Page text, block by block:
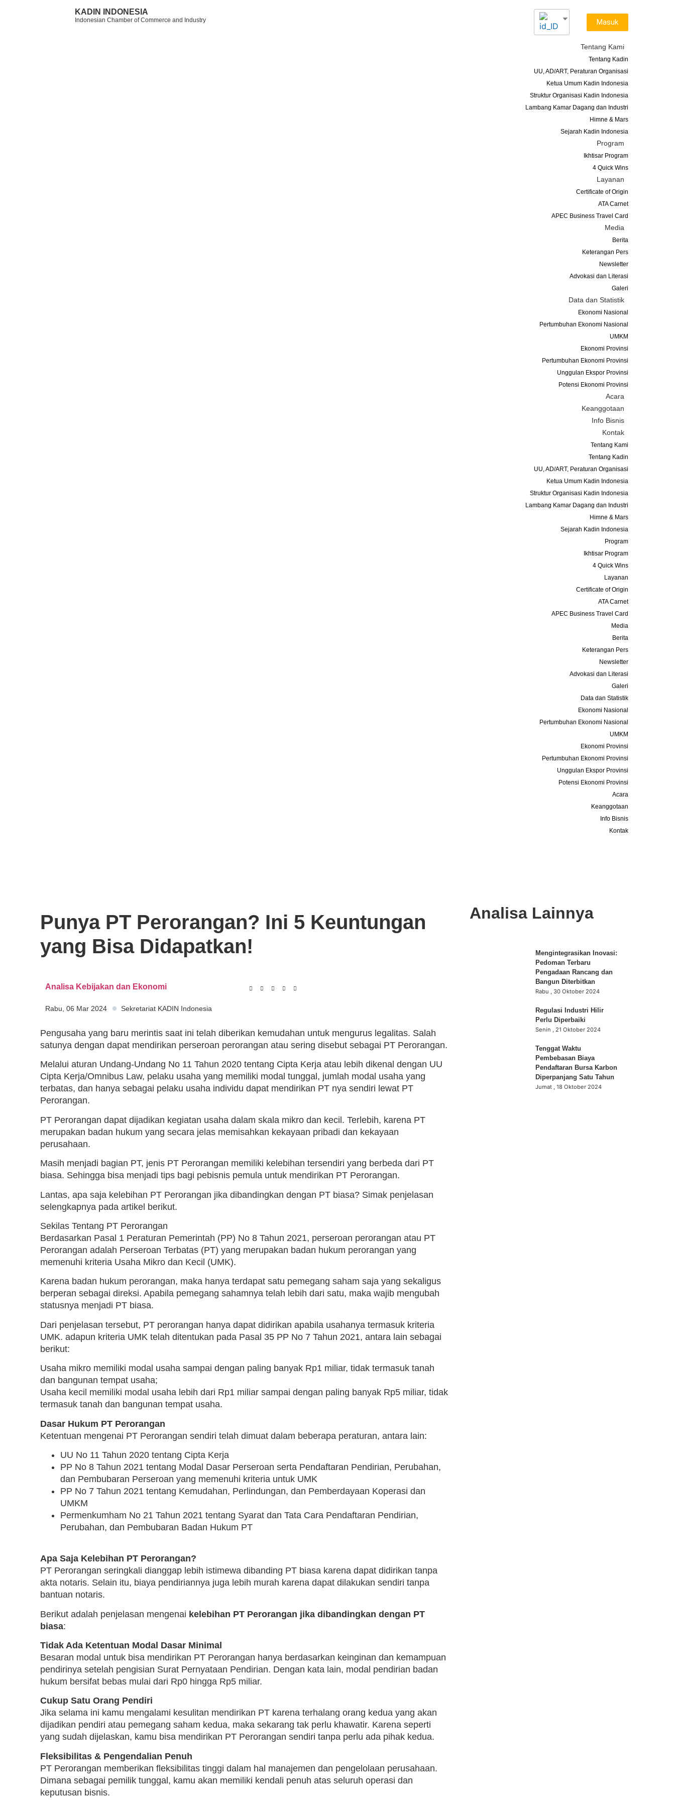
KADIN INDONESIA
Indonesian Chamber of Commerce and Industry Masuk
Tentang Kami
Tentang Kadin
UU, AD/ART, Peraturan Organisasi
Ketua Umum Kadin Indonesia
Struktur Organisasi Kadin Indonesia
Lambang Kamar Dagang dan Industri
Himne & Mars
Sejarah Kadin Indonesia
Program
Ikhtisar Program
4 Quick Wins
Layanan
Certificate of Origin
ATA Carnet
APEC Business Travel Card
Media
Berita
Keterangan Pers
Newsletter
Advokasi dan Literasi
Galeri
Data dan Statistik
Ekonomi Nasional
Pertumbuhan Ekonomi Nasional
UMKM
Ekonomi Provinsi
Pertumbuhan Ekonomi Provinsi
Unggulan Ekspor Provinsi
Potensi Ekonomi Provinsi
Acara
Keanggotaan
Info Bisnis
Kontak
Tentang Kami
Tentang Kadin
UU, AD/ART, Peraturan Organisasi
Ketua Umum Kadin Indonesia
Struktur Organisasi Kadin Indonesia
Lambang Kamar Dagang dan Industri
Himne & Mars
Sejarah Kadin Indonesia
Program
Ikhtisar Program
4 Quick Wins
Layanan
Certificate of Origin
ATA Carnet
APEC Business Travel Card
Media
Berita
Keterangan Pers
Newsletter
Advokasi dan Literasi
Galeri
Data dan Statistik
Ekonomi Nasional
Pertumbuhan Ekonomi Nasional
UMKM
Ekonomi Provinsi
Pertumbuhan Ekonomi Provinsi
Unggulan Ekspor Provinsi
Potensi Ekonomi Provinsi
Acara
Keanggotaan
Info Bisnis
Kontak
Punya PT Perorangan? Ini 5 Keuntungan
yang Bisa Didapatkan!
Analisa Kebijakan dan Ekonomi
Rabu, 06 Mar 2024 Sekretariat KADIN Indonesia
Pengusaha yang baru merintis saat ini telah diberikan kemudahan untuk mengurus legalitas. Salah
satunya dengan dapat mendirikan perseroan perorangan atau sering disebut sebagai PT Perorangan.
Melalui aturan Undang-Undang No 11 Tahun 2020 tentang Cipta Kerja atau lebih dikenal dengan UU
Cipta Kerja/Omnibus Law, pelaku usaha yang memiliki modal tunggal, jumlah modal usaha yang
terbatas, dan hanya sebagai pelaku usaha individu dapat mendirikan PT nya sendiri lewat PT
Perorangan.
PT Perorangan dapat dijadikan kegiatan usaha dalam skala mikro dan kecil. Terlebih, karena PT
merupakan badan hukum yang secara jelas memisahkan kekayaan pribadi dan kekayaan
perusahaan.
Masih menjadi bagian PT, jenis PT Perorangan memiliki kelebihan tersendiri yang berbeda dari PT
biasa. Sehingga bisa menjadi tips bagi pebisnis pemula untuk mendirikan PT Perorangan.
Lantas, apa saja kelebihan PT Perorangan jika dibandingkan dengan PT biasa? Simak penjelasan
selengkapnya pada artikel berikut.
Sekilas Tentang PT Perorangan
Berdasarkan Pasal 1 Peraturan Pemerintah (PP) No 8 Tahun 2021, perseroan perorangan atau PT
Perorangan adalah Perseroan Terbatas (PT) yang merupakan badan hukum perorangan yang
memenuhi kriteria Usaha Mikro dan Kecil (UMK).
Karena badan hukum perorangan, maka hanya terdapat satu pemegang saham saja yang sekaligus
berperan sebagai direksi. Apabila pemegang sahamnya telah lebih dari satu, maka wajib mengubah
statusnya menjadi PT biasa.
Dari penjelasan tersebut, PT perorangan hanya dapat didirikan apabila usahanya termasuk kriteria
UMK. adapun kriteria UMK telah ditentukan pada Pasal 35 PP No 7 Tahun 2021, antara lain sebagai
berikut:
Usaha mikro memiliki modal usaha sampai dengan paling banyak Rp1 miliar, tidak termasuk tanah
dan bangunan tempat usaha;
Usaha kecil memiliki modal usaha lebih dari Rp1 miliar sampai dengan paling banyak Rp5 miliar, tidak
termasuk tanah dan bangunan tempat usaha.
Dasar Hukum PT Perorangan
Ketentuan mengenai PT Perorangan sendiri telah dimuat dalam beberapa peraturan, antara lain:
UU No 11 Tahun 2020 tentang Cipta Kerja
PP No 8 Tahun 2021 tentang Modal Dasar Perseroan serta Pendaftaran Pendirian, Perubahan,
dan Pembubaran Perseroan yang memenuhi kriteria untuk UMK
PP No 7 Tahun 2021 tentang Kemudahan, Perlindungan, dan Pemberdayaan Koperasi dan
UMKM
Permenkumham No 21 Tahun 2021 tentang Syarat dan Tata Cara Pendaftaran Pendirian,
Perubahan, dan Pembubaran Badan Hukum PT
Apa Saja Kelebihan PT Perorangan?
PT Perorangan seringkali dianggap lebih istimewa dibanding PT biasa karena dapat didirikan tanpa
akta notaris. Selain itu, biaya pendiriannya juga lebih murah karena dapat dilakukan sendiri tanpa
bantuan notaris.
Berikut adalah penjelasan mengenai kelebihan PT Perorangan jika dibandingkan dengan PT
biasa:
Tidak Ada Ketentuan Modal Dasar Minimal
Besaran modal untuk bisa mendirikan PT Perorangan hanya berdasarkan keinginan dan kemampuan
pendirinya setelah pengisian Surat Pernyataan Pendirian. Dengan kata lain, modal pendirian badan
hukum bersifat bebas mulai dari Rp0 hingga Rp5 miliar.
Cukup Satu Orang Pendiri
Jika selama ini kamu mengalami kesulitan mendirikan PT karena terhalang orang kedua yang akan
dijadikan pendiri atau pemegang saham kedua, maka sekarang tak perlu khawatir. Karena seperti
yang sudah dijelaskan, kamu bisa mendirikan PT Perorangan sendiri tanpa perlu ada pihak kedua.
Fleksibilitas & Pengendalian Penuh
PT Perorangan memberikan fleksibilitas tinggi dalam hal manajemen dan pengelolaan perusahaan.
Dimana sebagai pemilik tunggal, kamu akan memiliki kendali penuh atas seluruh operasi dan
keputusan bisnis.
Analisa Lainnya
Mengintegrasikan Inovasi:
Pedoman Terbaru
Pengadaan Rancang dan
Bangun Diterbitkan
Rabu , 30 Oktober 2024
Regulasi Industri Hilir
Perlu Diperbaiki
Senin , 21 Oktober 2024
Tenggat Waktu
Pembebasan Biaya
Pendaftaran Bursa Karbon
Diperpanjang Satu Tahun
Jumat , 18 Oktober 2024